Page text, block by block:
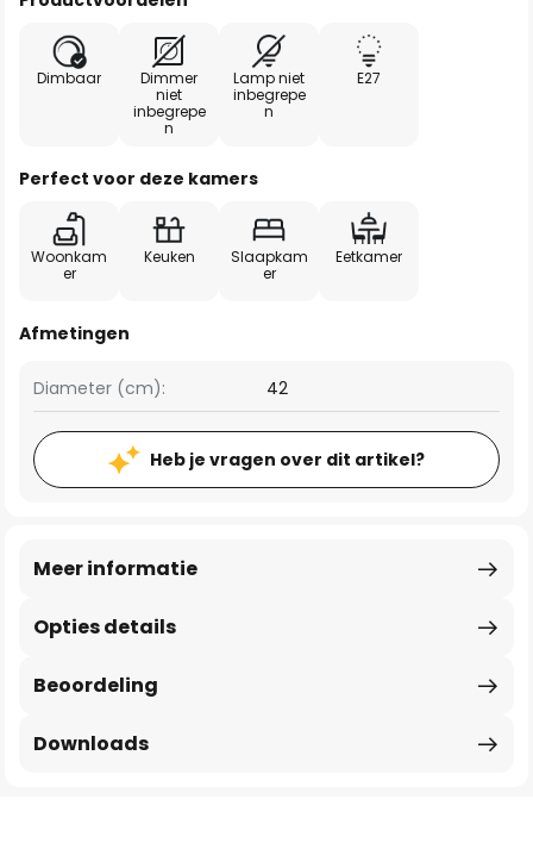
Dimbaar
Dimmer
niet
inbegrepe
n
Lamp niet
inbegrepe
n
E27
Perfect voor deze kamers
Woonkam
er
Keuken
Slaapkam
er
Eetkamer
Afmetingen
Diameter (cm): 42
Heb je vragen over dit artikel?
Opties details
Meer informatie
Beoordeling
Downloads